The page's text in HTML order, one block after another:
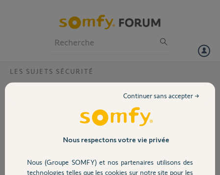
Volet
Sécurité
LES SUJETS SÉCURITÉ
Le changement d'heure s'active seul ?
Bonjour, depuis le passage à l'heure d'hiver l'alarme est décalée d'une
heure. Elle est affichée à 8h et s'enlève à 7h
il y a 9 mois
Nous respectons votre vie privée
Nous (Groupe SOMFY) et nos partenaires utilisons des
technologies telles que les cookies sur notre site pour les
Continuer sans accepter →